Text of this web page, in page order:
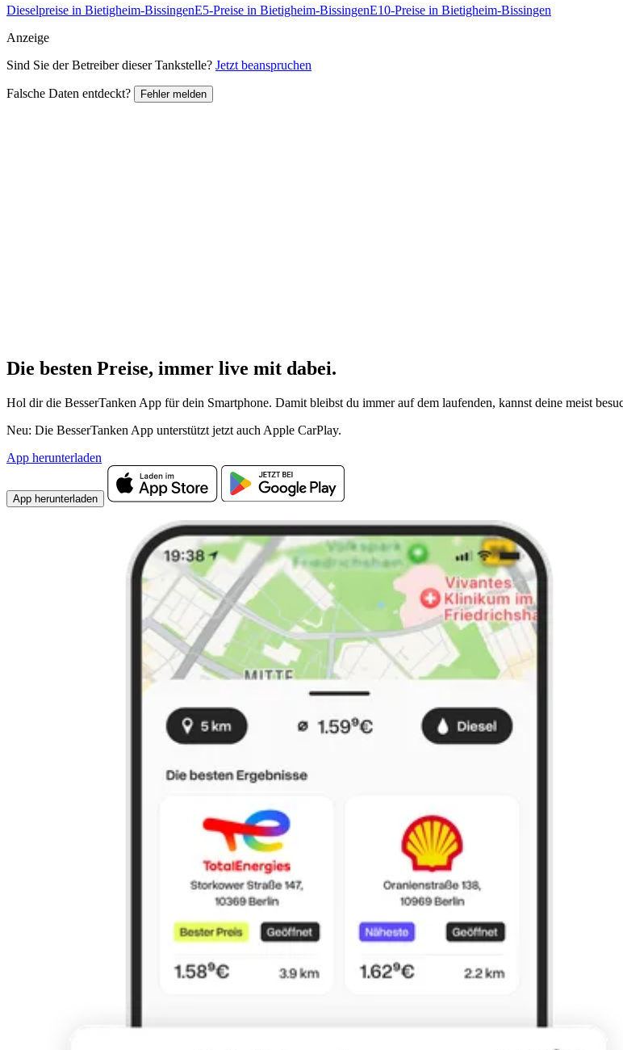
Dieselpreise in Bietigheim-BissingenE5-Preise in Bietigheim-BissingenE10-Preise in Bietigheim-Bissingen
Anzeige
Sind Sie der Betreiber dieser Tankstelle? Jetzt beanspruchen
Falsche Daten entdeckt? Fehler melden
Die besten Preise, immer live mit dabei.
Hol dir die BesserTanken App für dein Smartphone. Damit bleibst du immer auf dem laufenden, kannst deine meist
Neu: Die BesserTanken App unterstützt jetzt auch Apple CarPlay.
App herunterladen
App herunterladen